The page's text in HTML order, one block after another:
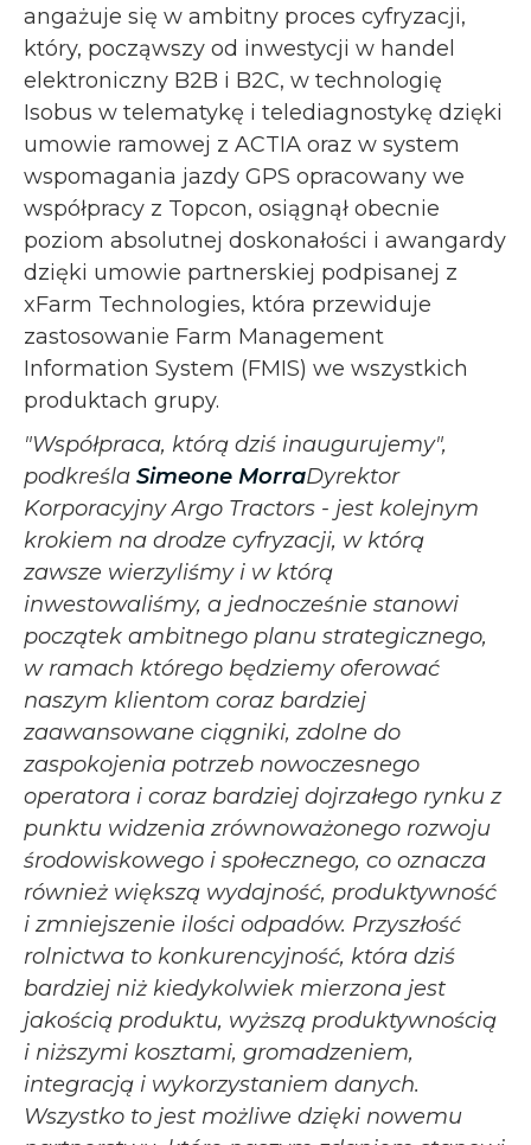
angażuje się w ambitny proces cyfryzacji,
który, począwszy od inwestycji w handel
elektroniczny B2B i B2C, w technologię
Isobus w telematykę i telediagnostykę dzięki
umowie ramowej z ACTIA oraz w system
wspomagania jazdy GPS opracowany we
współpracy z Topcon, osiągnął obecnie
poziom absolutnej doskonałości i awangardy
dzięki umowie partnerskiej podpisanej z
xFarm Technologies, która przewiduje
zastosowanie Farm Management
Information System (FMIS) we wszystkich
produktach grupy.
"Współpraca, którą dziś inaugurujemy",
podkreśla Simeone MorraDyrektor
Korporacyjny Argo Tractors - jest kolejnym
krokiem na drodze cyfryzacji, w którą
zawsze wierzyliśmy i w którą
inwestowaliśmy, a jednocześnie stanowi
początek ambitnego planu strategicznego,
w ramach którego będziemy oferować
naszym klientom coraz bardziej
zaawansowane ciągniki, zdolne do
zaspokojenia potrzeb nowoczesnego
operatora i coraz bardziej dojrzałego rynku z
punktu widzenia zrównoważonego rozwoju
środowiskowego i społecznego, co oznacza
również większą wydajność, produktywność
i zmniejszenie ilości odpadów. Przyszłość
rolnictwa to konkurencyjność, która dziś
bardziej niż kiedykolwiek mierzona jest
jakością produktu, wyższą produktywnością
i niższymi kosztami, gromadzeniem,
integracją i wykorzystaniem danych.
Wszystko to jest możliwe dzięki nowemu